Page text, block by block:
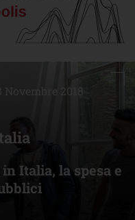
Italia, la spesa e
Novembre 2018